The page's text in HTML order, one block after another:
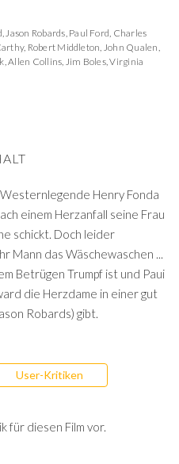
,Jason Robards, Paul Ford, Charles
, Robert Middleton, John Qualen,
,Allen Collins, Jim Boles,Virginia
Henry Fonda
einem Herzanfall seine Frau
schickt. Doch leider
Mann das Wäschewaschen ...
Betrügen Trumpf ist und Paui
die Herzdame in einer gut
Robards) gibt.
User-Kritiken
für diesen Film vor.